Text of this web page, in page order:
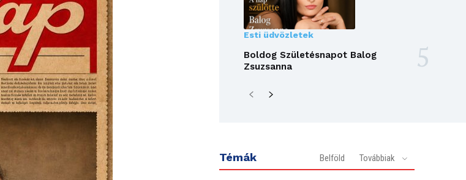
Esti üdvözletek
Boldog Születésnapot Balog
Zsuzsanna
Témák Belföld Továbbiak